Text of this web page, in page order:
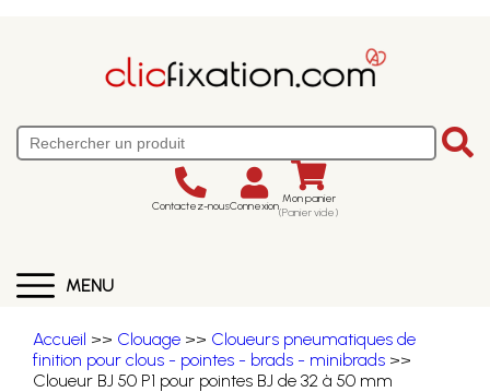
Contactez-nousConnexion Mon panier
(Panier vide)
MENU
Accueil >> Clouage >> Cloueurs pneumatiques de
finition pour clous - pointes - brads - minibrads >>
Cloueur BJ 50 P1 pour pointes BJ de 32 à 50 mm